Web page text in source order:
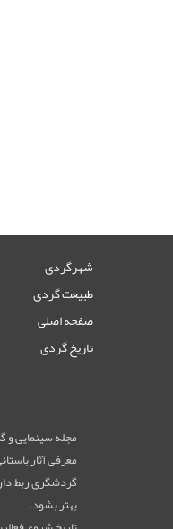
شهرگردی
طبیعت گردی
صفحه اصلی
تاریخ گردی
مجله سینمایی
معرفی آثار
گردشگری ربط
بهتر بشود.